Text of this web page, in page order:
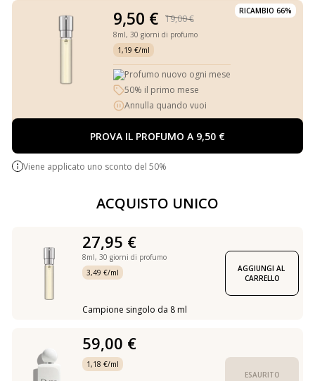
RICAMBIO 66%
9,50 € 19,00 €
8ml, 30 giorni di profumo
1,19 €/ml
Profumo nuovo ogni mese
50% il primo mese
Annulla quando vuoi
PROVA IL PROFUMO A 9,50 €
Viene applicato uno sconto del 50%
ACQUISTO UNICO
27,95 €
8ml, 30 giorni di profumo
3,49 €/ml
Campione singolo da 8 ml
AGGIUNGI AL
CARRELLO
59,00 €
1,18 €/ml
ESAURITO